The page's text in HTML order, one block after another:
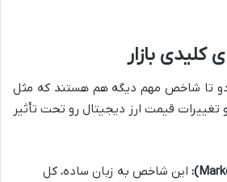
بازار
دو تا شاخص مهم دیگه هم هستند که مثل
تغییرات قیمت ارز دیجیتال رو تحت تأثیر
این شاخص به زبان ساده، کل